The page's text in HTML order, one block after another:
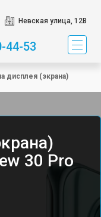
Невская улица, 12В
44-53
дисплея (экрана)
30 Pro